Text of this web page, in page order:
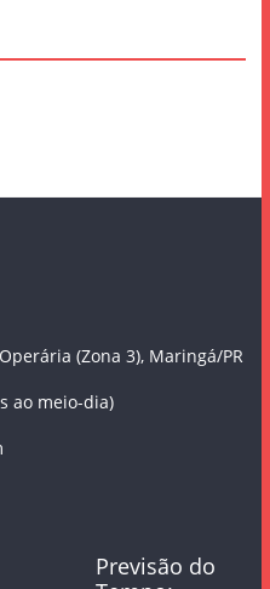
(Zona 3), Maringá/PR
ao meio-dia)
Previsão do